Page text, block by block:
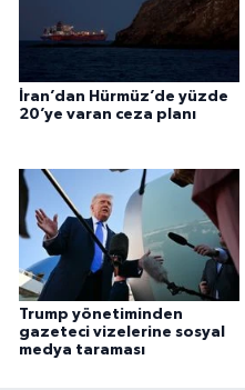
İran’dan Hürmüz’de yüzde
20’ye varan ceza planı
Trump yönetiminden
gazeteci vizelerine sosyal
medya taraması